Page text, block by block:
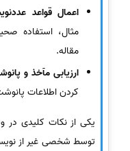
اعمال قواعد
مثال، استفاده
مقاله.
ارزیابی مآخذ و
کردن اطلاعات
یکی از نکات کلیدی در
توسط شخصی غیر از